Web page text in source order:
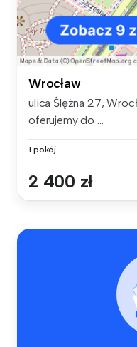
Wrocław
ulica Ślężna 27,
oferujemy do ...
1 pokój
2 400 zł